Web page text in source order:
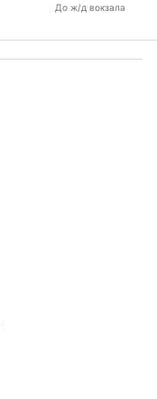
До ж/д вокзала